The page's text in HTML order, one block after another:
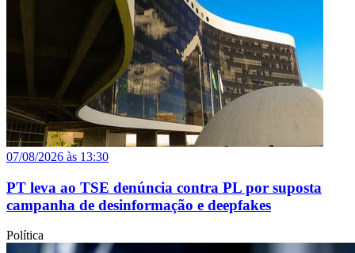
07/08/2026 às 13:30
PT leva ao TSE denúncia contra PL por suposta
campanha de desinformação e deepfakes
Política